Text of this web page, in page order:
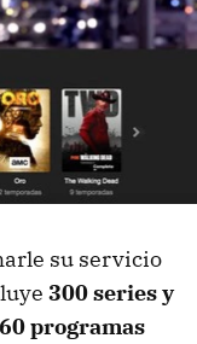
su servicio
300 series y
programas